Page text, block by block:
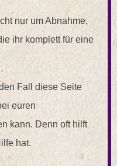
nur um Abnahme,
ihr komplett für eine
Fall diese Seite
euren
kann. Denn oft hilft
hat.